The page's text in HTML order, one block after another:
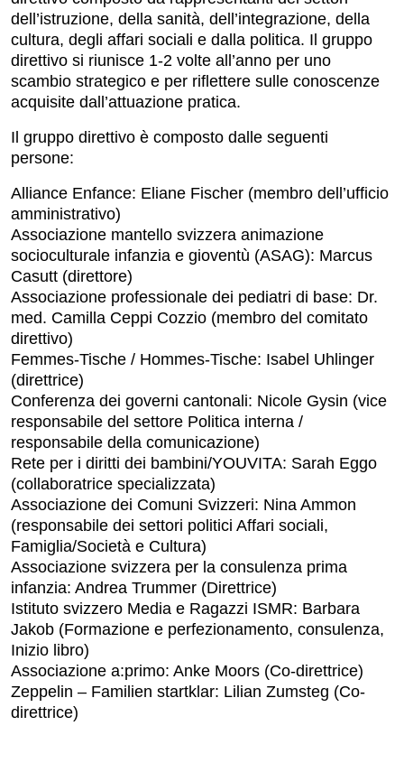
dell’istruzione, della sanità, dell’integrazione, della
cultura, degli affari sociali e dalla politica. Il gruppo
direttivo si riunisce 1-2 volte all’anno per uno
scambio strategico e per riflettere sulle conoscenze
acquisite dall’attuazione pratica.
Il gruppo direttivo è composto dalle seguenti
persone:
Alliance Enfance: Eliane Fischer (membro dell’ufficio
amministrativo)
Associazione mantello svizzera animazione
socioculturale infanzia e gioventù (ASAG): Marcus
Casutt (direttore)
Associazione professionale dei pediatri di base: Dr.
med. Camilla Ceppi Cozzio (membro del comitato
direttivo)
Femmes-Tische / Hommes-Tische: Isabel Uhlinger
(direttrice)
Conferenza dei governi cantonali: Nicole Gysin (vice
responsabile del settore Politica interna /
responsabile della comunicazione)
Rete per i diritti dei bambini/YOUVITA: Sarah Eggo
(collaboratrice specializzata)
Associazione dei Comuni Svizzeri: Nina Ammon
(responsabile dei settori politici Affari sociali,
Famiglia/Società e Cultura)
Associazione svizzera per la consulenza prima
infanzia: Andrea Trummer (Direttrice)
Istituto svizzero Media e Ragazzi ISMR: Barbara
Jakob (Formazione e perfezionamento, consulenza,
Inizio libro)
Associazione a:primo: Anke Moors (Co-direttrice)
Zeppelin – Familien startklar: Lilian Zumsteg (Co-
direttrice)